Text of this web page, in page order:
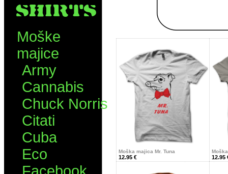
SHIRTS
Moške
majice
Army
Cannabis
Chuck Norris
Citati
Cuba
Eco
Moška majica Mr. Tuna
12.95 € 12.95